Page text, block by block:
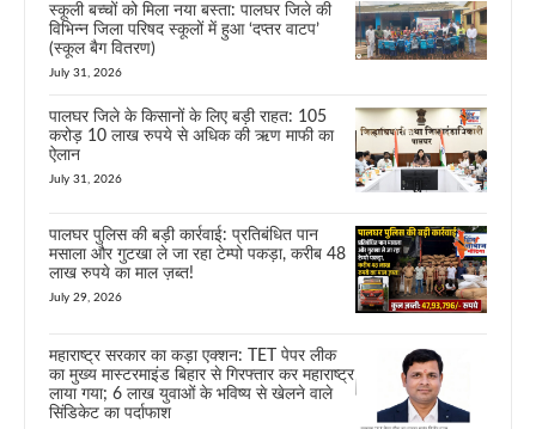
स्कूली बच्चों को मिला नया बस्ता: पालघर जिले की
विभिन्न जिला परिषद स्कूलों में हुआ ‘दप्तर वाटप’
(स्कूल बैग वितरण)
July 31, 2026
पालघर जिले के किसानों के लिए बड़ी राहत: 105
करोड़ 10 लाख रुपये से अधिक की ऋण माफी का
ऐलान
July 31, 2026
पालघर पुलिस की बड़ी कार्रवाई: प्रतिबंधित पान
मसाला और गुटखा ले जा रहा टेम्पो पकड़ा, करीब 48
लाख रुपये का माल ज़ब्त!
July 29, 2026
महाराष्ट्र सरकार का कड़ा एक्शन: TET पेपर लीक
का मुख्य मास्टरमाइंड बिहार से गिरफ्तार कर महाराष्ट्र
लाया गया; 6 लाख युवाओं के भविष्य से खेलने वाले
सिंडिकेट का पर्दाफाश